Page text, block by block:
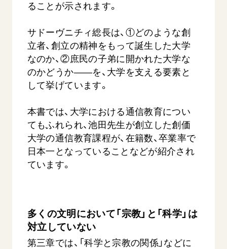
ることが示されます。
サドーヴニチィ総長は、①どのような創
立者、創立の精神をもって誕生した大学
なのか、②庶民の子弟に開かれた大学な
のかどうか――を、大学を支える要素と
して挙げています。
本書では、大学における通信教育につい
てもふれられ、池田先生が創立した創価
大学の通信教育課程が、在籍数、卒業率で
日本一となっていることなどが紹介され
ています。
多くの文明において「宗教」と「科学」は
対立していない
第三章では、「科学と宗教の関係」などに